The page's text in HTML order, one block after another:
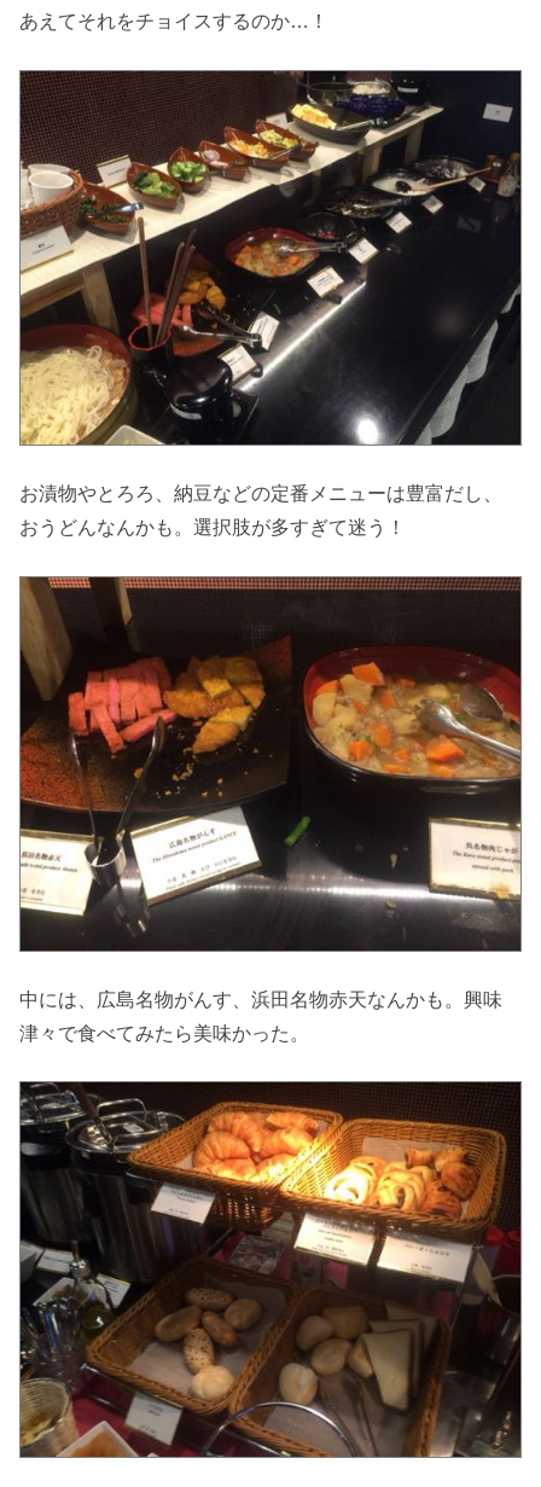
あえてそれをチョイスするのか…！
お漬物やとろろ、納豆などの定番メニューは豊富だし、
おうどんなんかも。選択肢が多すぎて迷う！
中には、広島名物がんす、浜田名物赤天なんかも。興味
津々で食べてみたら美味かった。